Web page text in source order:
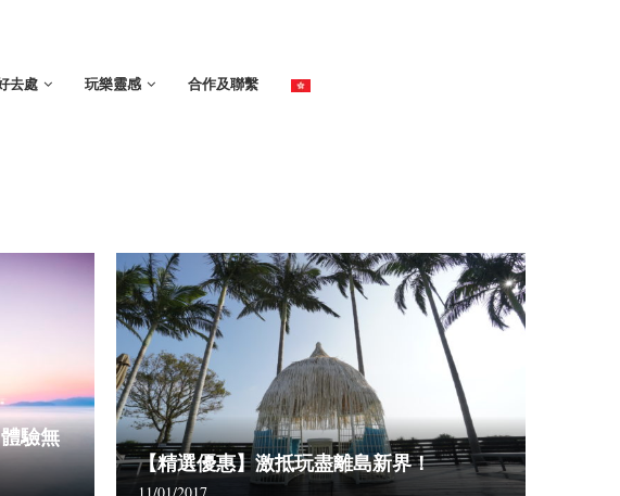
去處 玩樂靈感 合作及聯繫
驗無
【精選優惠】激抵玩盡離島新界！